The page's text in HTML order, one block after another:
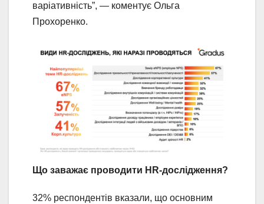
варіативність”, — коментує Ольга
Прохоренко.
Що заважає проводити HR-дослідження?
32% респондентів вказали, що основним